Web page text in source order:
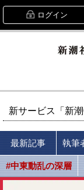
ログイン
新サービス「新
最新記事 執筆
#中東動乱の深層